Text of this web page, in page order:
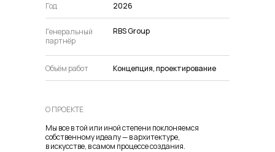
2026
Год
RBS Group
Генеральный
партнёр
О ПРОЕКТЕ
Концепция, проектирование
Объём работ
Мы все в той или иной степени поклоняемся
собственному идеалу — в архитектуре,
в искусстве, в самом процессе создания.